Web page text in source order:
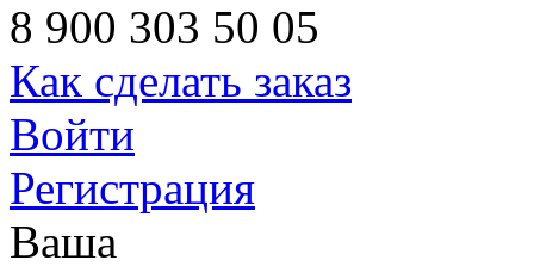
8 900 303 50 05
Как сделать заказ
Войти
Регистрация
Ваша